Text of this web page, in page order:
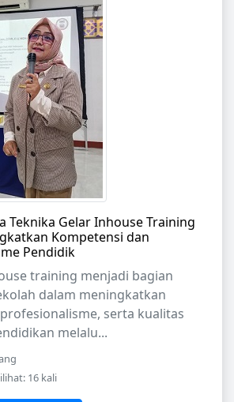
Teknika Gelar Inhouse Training
Kompetensi dan
Pendidik
training menjadi bagian
dalam meningkatkan
serta kualitas
melalu...
16 kali